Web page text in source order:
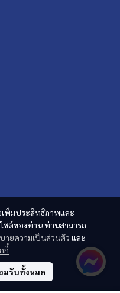
เพิ่มประสิทธิภาพและ
ซต์ของท่าน ท่านสามารถ
ายความเป็นส่วนตัว และ
กี้
มรับทั้งหมด